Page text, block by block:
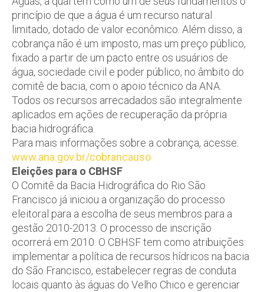
princípio de que a água é um recurso natural
limitado, dotado de valor econômico. Além disso, a
cobrança não é um imposto, mas um preço público,
fixado a partir de um pacto entre os usuários de
água, sociedade civil e poder público, no âmbito do
comitê de bacia, com o apoio técnico da ANA.
Todos os recursos arrecadados são integralmente
aplicados em ações de recuperação da própria
bacia hidrográfica.
Para mais informações sobre a cobrança, acesse:
www.ana.gov.br/cobrancauso
Eleições para o CBHSF
O Comitê da Bacia Hidrográfica do Rio São
Francisco já iniciou a organização do processo
eleitoral para a escolha de seus membros para a
gestão 2010-2013. O processo de inscrição
ocorrerá em 2010. O CBHSF tem como atribuições:
implementar a política de recursos hídricos na bacia
do São Francisco, estabelecer regras de conduta
locais quanto às águas do Velho Chico e gerenciar